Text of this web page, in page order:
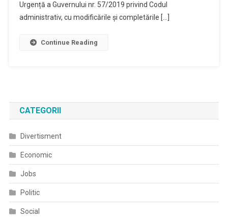
Urgență a Guvernului nr. 57/2019 privind Codul
administrativ, cu modificările și completările […]
Continue Reading
CATEGORII
Divertisment
Economic
Jobs
Politic
Social